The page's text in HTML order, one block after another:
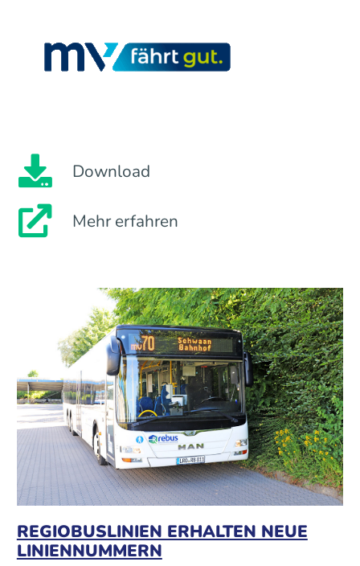
Download
Mehr erfahren
REGIOBUSLINIEN ERHALTEN NEUE
LINIENNUMMERN